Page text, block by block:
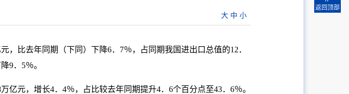
返回顶部
大 中 小
，比去年同期（下同）下降6．7％，占同期我国进出口总值的12．
9．5％。
亿元，增长4．4％，占比较去年同期提升4．6个百分点至43．6％。